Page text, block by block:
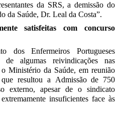
da SRS, a demissão do
da Saúde, Dr. Leal da Costa”.
satisfeitas com concurso
dos Enfermeiros Portugueses
de algumas reivindicações nas
Ministério da Saúde, em reunião
resultou a Admissão de 750
externo, apesar de o sindicato
insuficientes face às